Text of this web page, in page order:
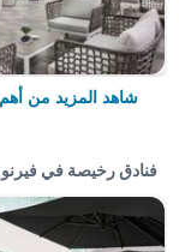
شاهد المزيد من
فنادق رخيصة في فيرنو